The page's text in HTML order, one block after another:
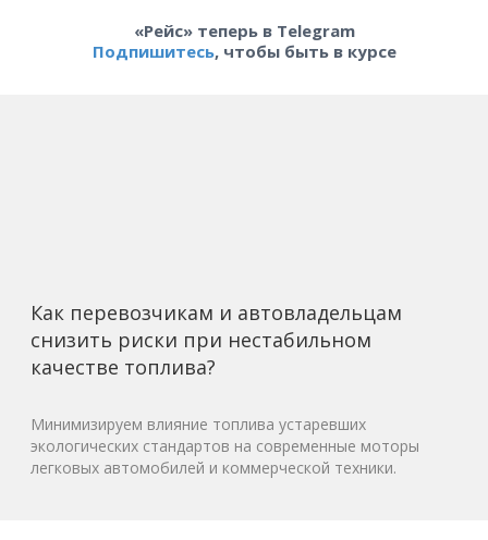
«Рейс» теперь в Telegram
Подпишитесь, чтобы быть в курсе
Как перевозчикам и автовладельцам
снизить риски при нестабильном
качестве топлива?
Минимизируем влияние топлива устаревших
экологических стандартов на современные моторы
легковых автомобилей и коммерческой техники.